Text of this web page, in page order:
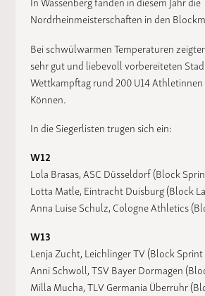
Nordrheinmeisterschaften in den
Bei schwülwarmen Temperaturen
sehr gut und liebevoll vorbereiteten
Wettkampftag rund 200 U14
Können.
In die Siegerlisten trugen sich ein:
W12
Lola Brasas, ASC Düsseldorf (Block
Lotta Matle, Eintracht Duisburg (Block
Anna Luise Schulz, Cologne Athletics
W13
Lenja Zucht, Leichlinger TV (Block
Anni Schwoll, TSV Bayer Dormagen
Milla Mucha, TLV Germania Überruhr